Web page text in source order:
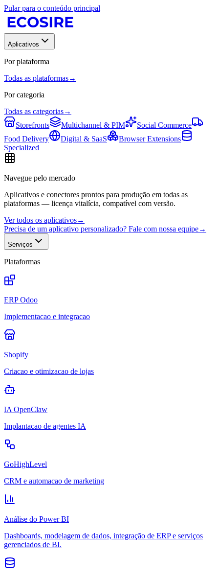
Pular para o conteúdo principal
Aplicativos
Por plataforma
Todas as plataformas→
Por categoria
Todas as categorias→
Storefronts
Multichannel & PIM
Social Commerce
Food Delivery
Digital & SaaS
Browser Extensions
Specialized
Navegue pelo mercado
Aplicativos e conectores prontos para produção em todas as
plataformas — licença vitalícia, compatível com versão.
Ver todos os aplicativos→
Precisa de um aplicativo personalizado? Fale com nossa equipe→
Serviços
Plataformas
ERP Odoo
Implementacao e integracao
Shopify
Criacao e otimizacao de lojas
IA OpenClaw
Implantacao de agentes IA
GoHighLevel
CRM e automacao de marketing
Análise do Power BI
Dashboards, modelagem de dados, integração de ERP e serviços
gerenciados de BI.